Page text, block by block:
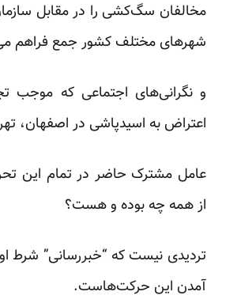
مخالفان سگ‌کشی را در مقابل
شهرهای مختلف کشور جمع فراهم
و نگرانی‌های اجتماعی که موجب
اعتراض به اسیدپاشی در اصفهان،
عامل مشترک حاضر در تمام این
از همه چه بوده و هست؟
تردیدی نیست که “خبررسانی” شرط
آمدن این حرکت‌هاست.